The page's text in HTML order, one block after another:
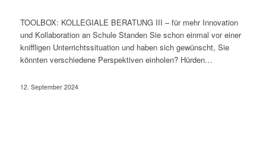
TOOLBOX: KOLLEGIALE BERATUNG III – für mehr Innovation
und Kollaboration an Schule Standen Sie schon einmal vor einer
kniffligen Unterrichtssituation und haben sich gewünscht, Sie
könnten verschiedene Perspektiven einholen? Hürden…
12. September 2024